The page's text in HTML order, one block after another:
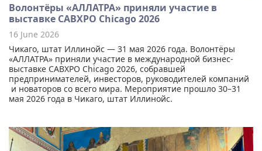
Волонтёры «АЛЛАТРА» приняли участие в
выставке CABXPO Chicago 2026
16 June 2026
Чикаго, штат Иллинойс — 31 мая 2026 года. Волонтёры
«АЛЛАТРА» приняли участие в международной бизнес-
выставке CABXPO Chicago 2026, собравшей
предпринимателей, инвесторов, руководителей компаний
и новаторов со всего мира. Мероприятие прошло 30–31
мая 2026 года в Чикаго, штат Иллинойс.